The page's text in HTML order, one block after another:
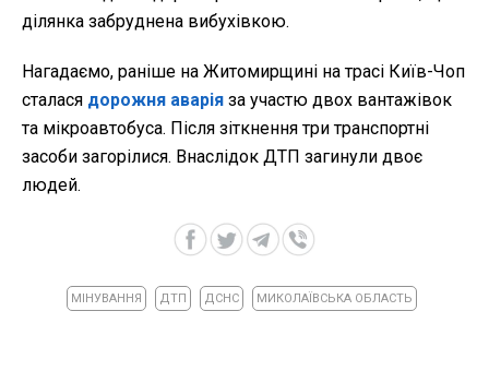
ділянка забруднена вибухівкою.
Нагадаємо, раніше на Житомирщині на трасі Київ-Чоп
сталася дорожня аварія за участю двох вантажівок
та мікроавтобуса. Після зіткнення три транспортні
засоби загорілися. Внаслідок ДТП загинули двоє
людей.
МІНУВАННЯ ДТП ДСНС МИКОЛАЇВСЬКА ОБЛАСТЬ